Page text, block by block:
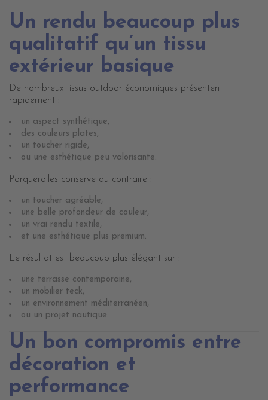
Un rendu beaucoup plus
qualitatif qu’un tissu
extérieur basique
De nombreux tissus outdoor économiques présentent
rapidement :
un aspect synthétique,
des couleurs plates,
un toucher rigide,
ou une esthétique peu valorisante.
Porquerolles conserve au contraire :
un toucher agréable,
une belle profondeur de couleur,
un vrai rendu textile,
et une esthétique plus premium.
Le résultat est beaucoup plus élégant sur :
une terrasse contemporaine,
un mobilier teck,
un environnement méditerranéen,
ou un projet nautique.
Un bon compromis entre
décoration et
performance